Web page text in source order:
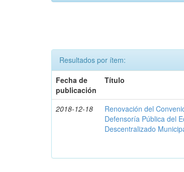
Resultados por ítem:
Fecha de
publicación
Título
2018-12-18
Renovación del
Defensoría Pública del
Descentralizado